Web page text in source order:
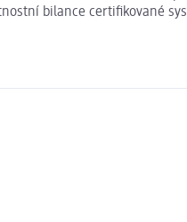
bilance certifikované